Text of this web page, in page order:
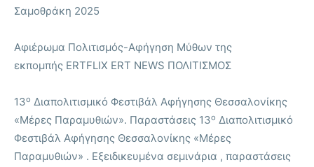
Σαμοθράκη 2025
Αφιέρωμα Πολιτισμός-Αφήγηση Μύθων της
εκπομπής ERTFLIX ERT NEWS ΠΟΛΙΤΙΣΜΟΣ
13ο Διαπολιτισμικό Φεστιβάλ Αφήγησης Θεσσαλονίκης
«Μέρες Παραμυθιών». Παραστάσεις 13ο Διαπολιτισμικό
Φεστιβάλ Αφήγησης Θεσσαλονίκης «Μέρες
Παραμυθιών» . Εξειδικευμένα σεμινάρια , παραστάσεις